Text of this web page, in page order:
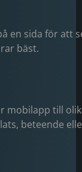
en sida för att
bäst.
mobilapp till
beteende